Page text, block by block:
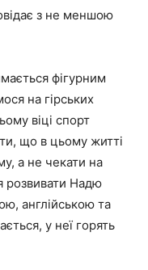
з не меншою
фігурним
на гірських
віці спорт
що в цьому житті
а не чекати на
розвивати Надю
англійською та
у неї горять